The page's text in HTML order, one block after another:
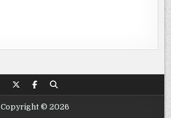
Copyright © 2026